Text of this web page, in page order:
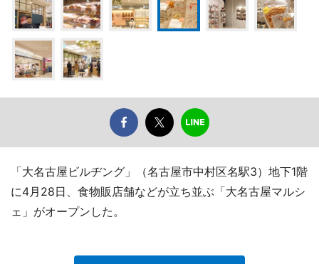
「大名古屋ビルヂング」（名古屋市中村区名駅3）地下1階
に4月28日、食物販店舗などが立ち並ぶ「大名古屋マルシ
ェ」がオープンした。